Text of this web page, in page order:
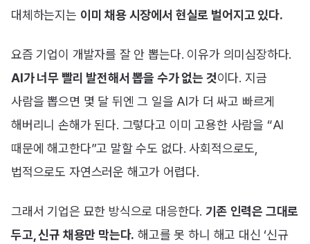
대체하는지는 이미 채용 시장에서 현실로 벌어지고 있다.
요즘 기업이 개발자를 잘 안 뽑는다. 이유가 의미심장하다.
AI가 너무 빨리 발전해서 뽑을 수가 없는 것이다. 지금
사람을 뽑으면 몇 달 뒤엔 그 일을 AI가 더 싸고 빠르게
해버리니 손해가 된다. 그렇다고 이미 고용한 사람을 “AI
때문에 해고한다”고 말할 수도 없다. 사회적으로도,
법적으로도 자연스러운 해고가 어렵다.
그래서 기업은 묘한 방식으로 대응한다.기존 인력은 그대로
두고, 신규 채용만 막는다. 해고를 못 하니 해고 대신 ‘신규